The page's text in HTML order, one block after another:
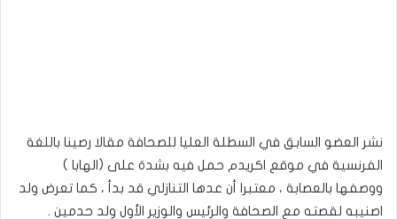
نشر العضو السابق في السطلة العليا للصحافة مقالا رصينا باللغة
الفرنسية في موقع اكريدم حمل فيه بشدة على (الهابا )
ووصفها بالعصابة ، معتبرا أن عدها التنازلي قد بدأ ، كما تعرض ولد
اصنيبه لقصته مع الصحافة والرئيس والوزير الأول ولد حدمين .